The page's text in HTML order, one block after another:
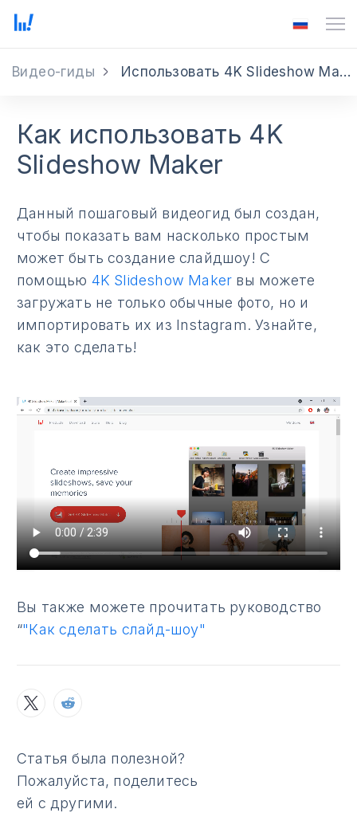
Видео-гиды Использовать 4K Slideshow Maker
Как использовать 4K
Slideshow Maker
Данный пошаговый видеогид был создан,
чтобы показать вам насколько простым
может быть создание слайдшоу! С
помощью 4K Slideshow Maker вы можете
загружать не только обычные фото, но и
импортировать их из Instagram. Узнайте,
как это сделать!
Вы также можете прочитать руководство
“"Как сделать слайд-шоу"
Статья была полезной?
Пожалуйста, поделитесь
ей с другими.